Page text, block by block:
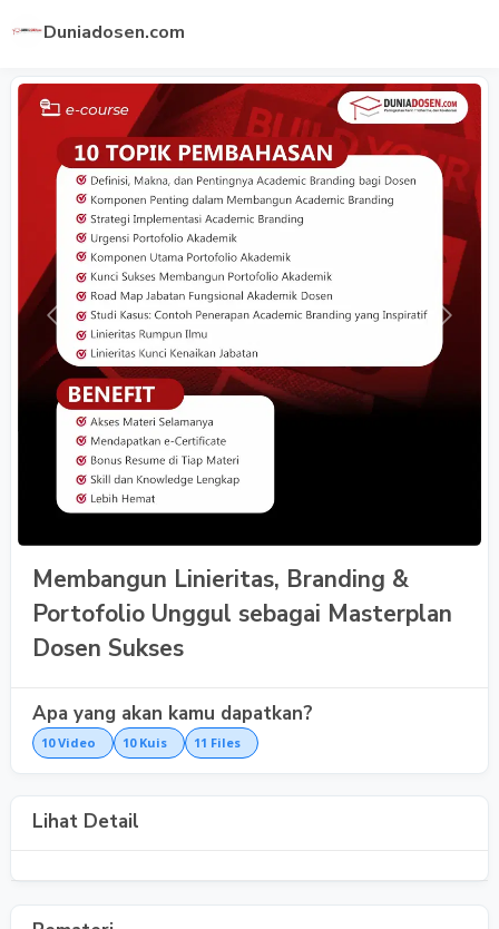
Duniadosen.com
Previous Next
Membangun Linieritas, Branding &
Portofolio Unggul sebagai Masterplan
Dosen Sukses
Apa yang akan kamu dapatkan?
10 Video 10 Kuis 11 Files
Lihat Detail